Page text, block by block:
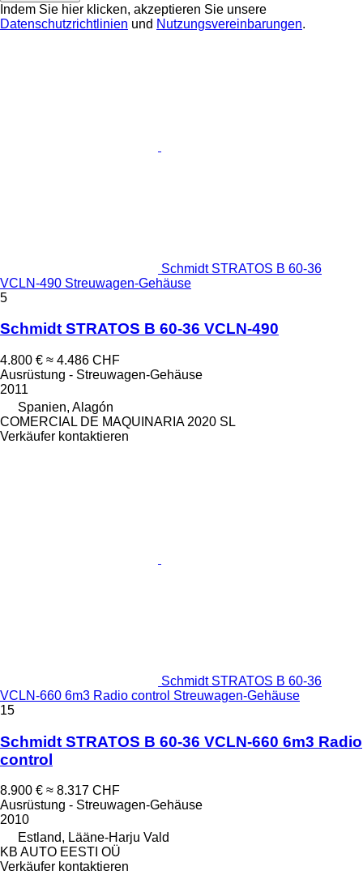
Indem Sie hier klicken, akzeptieren Sie unsere
Datenschutzrichtlinien und Nutzungsvereinbarungen.
Schmidt STRATOS B 60-36
VCLN-490 Streuwagen-Gehäuse
5
Schmidt STRATOS B 60-36 VCLN-490
4.800 € ≈ 4.486 CHF
Ausrüstung - Streuwagen-Gehäuse
2011
Spanien, Alagón
COMERCIAL DE MAQUINARIA 2020 SL
Verkäufer kontaktieren
Schmidt STRATOS B 60-36
VCLN-660 6m3 Radio control Streuwagen-Gehäuse
15
Schmidt STRATOS B 60-36 VCLN-660 6m3 Radio
control
8.900 € ≈ 8.317 CHF
Ausrüstung - Streuwagen-Gehäuse
2010
Estland, Lääne-Harju Vald
KB AUTO EESTI OÜ
Verkäufer kontaktieren